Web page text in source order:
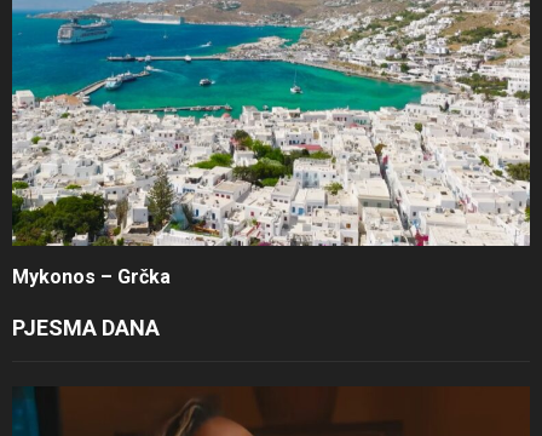
Mykonos – Grčka
PJESMA DANA